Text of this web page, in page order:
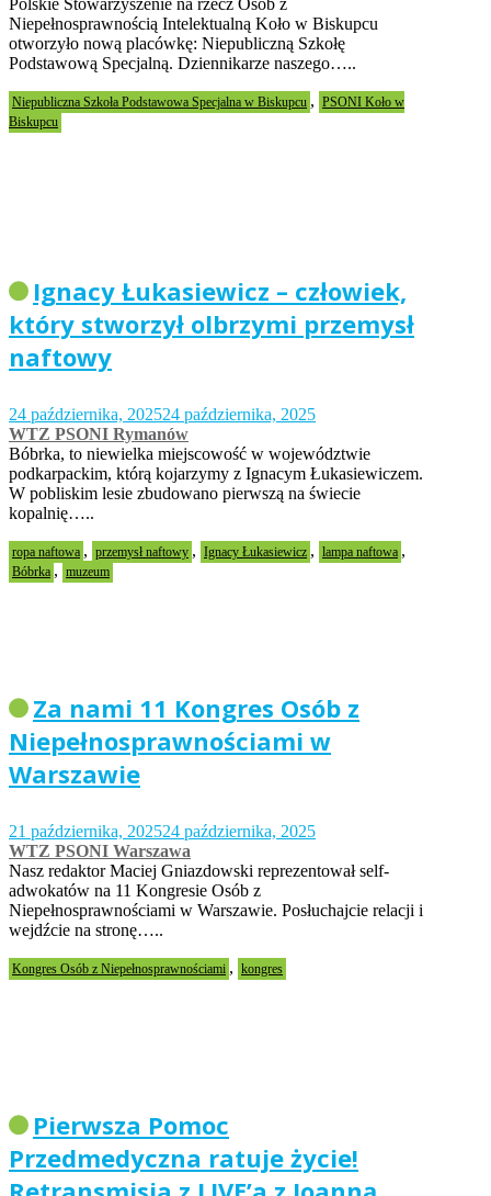
Niepełnosprawnością Intelektualną Koło w Biskupcu
otworzyło nową placówkę: Niepubliczną Szkołę
Podstawową Specjalną. Dziennikarze naszego…..
Niepubliczna Szkoła Podstawowa Specjalna w Biskupcu , PSONI Koło w
Biskupcu
Ignacy Łukasiewicz – człowiek,
który stworzył olbrzymi przemysł
naftowy
24 października, 202524 października, 2025
WTZ PSONI Rymanów
Bóbrka, to niewielka miejscowość w województwie
podkarpackim, którą kojarzymy z Ignacym Łukasiewiczem.
W pobliskim lesie zbudowano pierwszą na świecie
kopalnię…..
ropa naftowa , przemysł naftowy , Ignacy Łukasiewicz , lampa naftowa ,
Bóbrka , muzeum
Za nami 11 Kongres Osób z
Niepełnosprawnościami w
Warszawie
21 października, 202524 października, 2025
WTZ PSONI Warszawa
Nasz redaktor Maciej Gniazdowski reprezentował self-
adwokatów na 11 Kongresie Osób z
Niepełnosprawnościami w Warszawie. Posłuchajcie relacji i
wejdźcie na stronę…..
Kongres Osób z Niepełnosprawnościami , kongres
Pierwsza Pomoc
Przedmedyczna ratuje życie!